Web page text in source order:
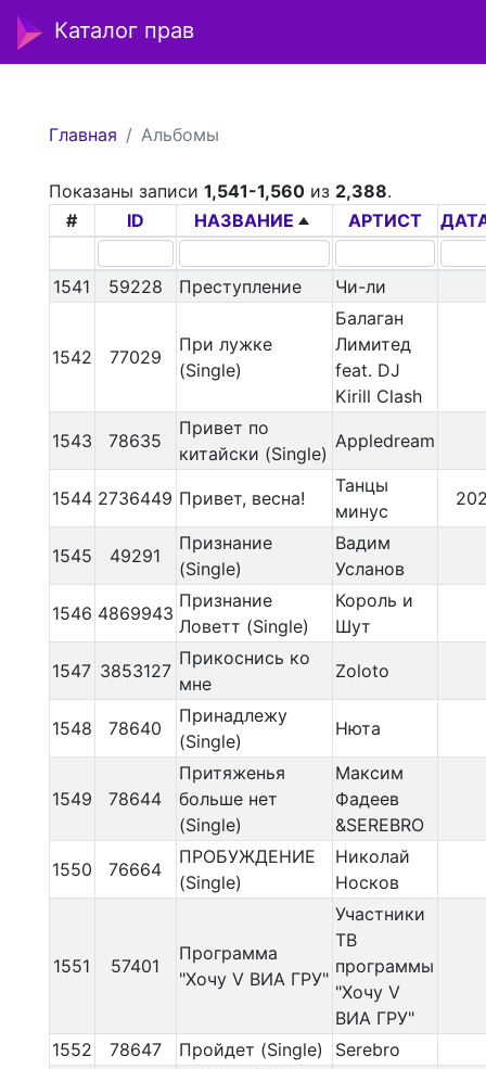
Каталог прав
Главная Альбомы
Показаны записи 1,541-1,560из 2,388.
#
ID НАЗВАНИЕ АРТИСТ
1541 59228 Преступление Чи-ли
1542 77029
При лужке
(Single)
Балаган
Лимитед
feat. DJ
Kirill Clash
1543 78635
Привет по
китайски (Single)
Appledream
1544 2736449 Привет, весна!
Танцы
минус
1545 49291
Признание
(Single)
Вадим
Усланов
1546 4869943
Признание
Ловетт (Single)
Король и
Шут
1547 3853127
Прикоснись ко
мне
Zoloto
1548 78640
Принадлежу
(Single)
Нюта
1549 78644
Притяженья
больше нет
(Single)
Максим
Фадеев
&SEREBRO
1550 76664
ПРОБУЖДЕНИЕ
(Single)
Николай
Носков
1551 57401
Программа
"Хочу V ВИА ГРУ"
Участники
ТВ
программы
"Хочу V
ВИА ГРУ"
1552
78647 Пройдет (Single) Serebro